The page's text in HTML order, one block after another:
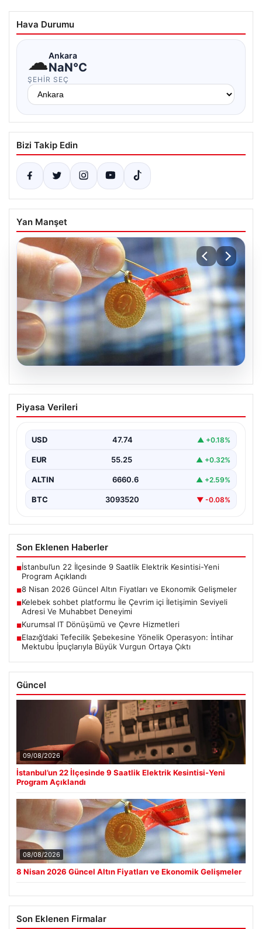
Hava Durumu
☁Ankara
NaN°C
ŞEHIR SEÇ
Bizi Takip Edin
Yan Manşet
08.08.2026
8 Nisan 2026 Güncel Altın Fiyatları ve
Ekonomik Gelişmeler
jeopolitik gelişmelerle birlikte ekonomik verilerin de
etkisiyle hareketlilik…
Piyasa Verileri
USD 47.74 ▲ +0.18%
EUR 55.25 ▲ +0.32%
ALTIN 6660.6 ▲ +2.59%
BTC 3093520 ▼ -0.08%
Son Eklenen Haberler
■İstanbul’un 22 İlçesinde 9 Saatlik Elektrik Kesintisi-Yeni
Program Açıklandı
■8 Nisan 2026 Güncel Altın Fiyatları ve Ekonomik Gelişmeler
■Kelebek sohbet platformu İle Çevrim içi İletişimin Seviyeli
Adresi Ve Muhabbet Deneyimi
■Kurumsal IT Dönüşümü ve Çevre Hizmetleri
■Elazığ’daki Tefecilik Şebekesine Yönelik Operasyon: İntihar
Mektubu İpuçlarıyla Büyük Vurgun Ortaya Çıktı
Güncel
09/08/2026
İstanbul’un 22 İlçesinde 9 Saatlik Elektrik Kesintisi-Yeni
Program Açıklandı
08/08/2026
8 Nisan 2026 Güncel Altın Fiyatları ve Ekonomik Gelişmeler
Son Eklenen Firmalar